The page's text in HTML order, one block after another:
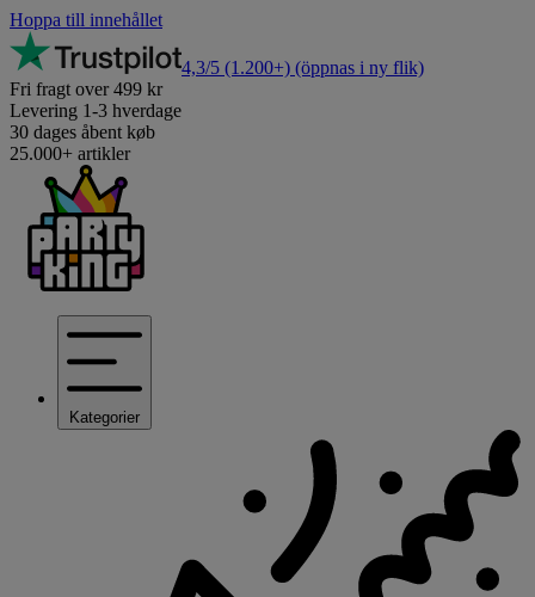
Hoppa till innehållet
4,3/5 (1.200+) (öppnas i ny flik)
Fri fragt over 499 kr
Levering 1-3 hverdage
30 dages åbent køb
25.000+ artikler
Kategorier